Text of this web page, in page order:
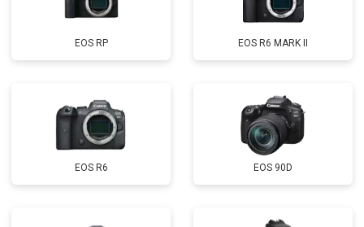
EOS RP EOS R6 MARK II
EOS R6 EOS 90D